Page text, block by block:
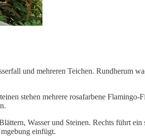
und mehreren Teichen. Rundherum
stehen mehrere rosafarbene Flamingo-
Wasser und Steinen. Rechts führt
einfügt.